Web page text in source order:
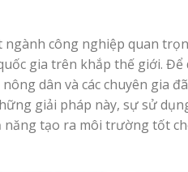
công nghiệp quan
gia trên khắp thế giới. Để
dân và các chuyên gia
giải pháp này, sự sử
năng tạo ra môi trường tốt